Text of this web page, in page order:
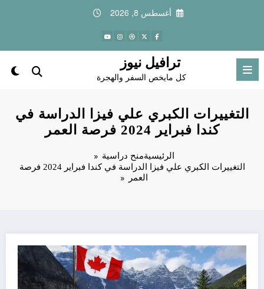
أغسطس 8, 2026
ترافيل نيوز
كل مايخص السفر والهجرة
التغييرات الكبري علي فيزا الدراسة في
كندا فبراير 2024 فرصة العمر
الرئيسيةمنح دراسية
التغييرات الكبري علي فيزا الدراسة في كندا فبراير 2024 فرصة
العمر